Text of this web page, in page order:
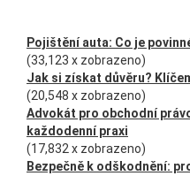
Pojištění auta: Co je
(33,123 x zobrazeno)
Jak si získat důvěru?
(20,548 x zobrazeno)
Advokát pro obchodní
každodenní praxi
(17,832 x zobrazeno)
Bezpečně k odškodnění: